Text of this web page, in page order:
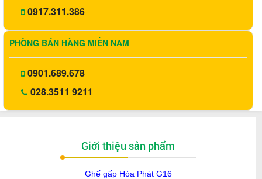
0917.311.386
PHÒNG BÁN HÀNG MIỀN NAM
0901.689.678
028.3511 9211
Giới thiệu sản phẩm
Ghế gấp Hòa PhátG16